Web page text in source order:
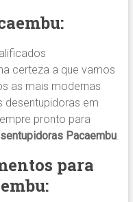
:
certeza a que vamos
as mais modernas
desentupidoras em
pronto para
Pacaembu.
para
: